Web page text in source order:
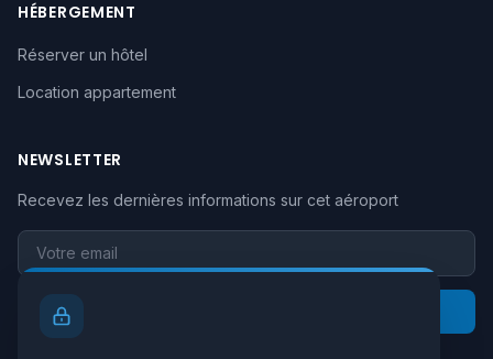
HÉBERGEMENT
Réserver un hôtel
Location appartement
NEWSLETTER
Recevez les dernières informations sur cet aéroport
Votre email